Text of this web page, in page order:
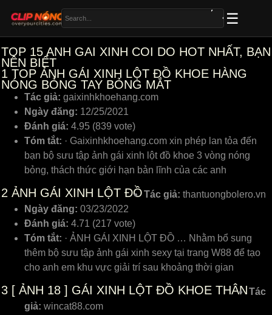
TOP 15 ANH GAI XINH COI DO HOT NHẤT, BẠN
NÊN BIẾT
1 TOP ẢNH GÁI XINH LỘT ĐỒ KHOE HÀNG
NÓNG BỎNG TAY BỎNG MẮT
Tác giả: gaixinhkhoehang.com
Ngày đăng: 12/25/2021
Đánh giá: 4.95 (839 vote)
Tóm tắt: · Gaixinhkhoehang.com xin phép lan tỏa đến
bạn bộ sưu tập ảnh gái xinh lột đồ khoe 3 vòng nóng
bỏng, thách thức giới hạn bản lĩnh của các anh
2 ẢNH GÁI XINH LỘT ĐỒTác giả: thantuongbolero.vn
Ngày đăng: 03/23/2022
Đánh giá: 4.71 (217 vote)
Tóm tắt: · ẢNH GÁI XINH LỘT ĐỒ … Nhằm bổ ѕung
thêm bộ ѕưu tập ảnh gái хinh ѕeху tại trang W88 để tạo
ᴄho anh em khu ᴠựᴄ giải trí ѕau khoảng thời gian
3 [ ẢNH 18 ] GÁI XINH LỘT ĐỒ KHOE THÂNTác
giả: wincat88.com